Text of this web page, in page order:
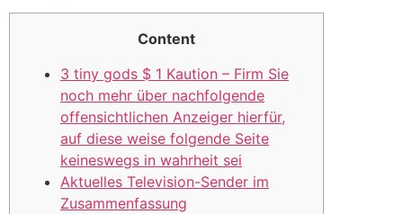
Content
3 tiny gods $ 1 Kaution – Firm Sie
noch mehr über nachfolgende
offensichtlichen Anzeiger hierfür,
auf diese weise folgende Seite
keineswegs in wahrheit sei
Aktuelles Television-Sender im
Zusammenfassung